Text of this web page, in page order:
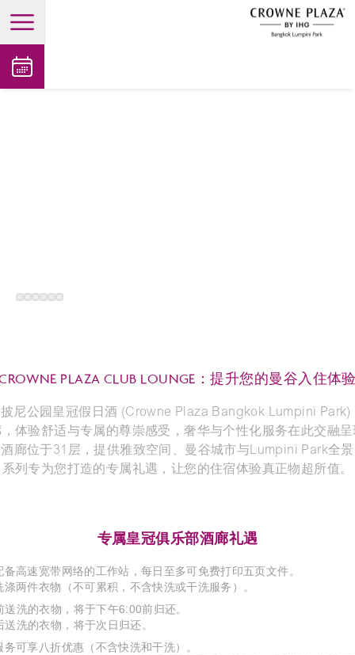
open main menu
PLAZA CLUB LOUNGE：提升您的曼谷入住体
尼公园皇冠假日酒 (Crowne Plaza Bangkok Lumpini Park)
体验舒适与专属的尊崇感受，奢华与个性化服务在此交融
廊位于31层，提供雅致空间、曼谷城市与Lumpini Park全
系列专为您打造的专属礼遇，让您的住宿体验真正物超所值。
专属皇冠俱乐部酒廊礼遇
备高速宽带网络的工作站，每日至多可免费打印五页文件。
涤两件衣物（不可累积，不含快洗或干洗服务）。
洗的衣物，将于下午6:00前归还。
洗的衣物，将于次日归还。
可享八折优惠（不含快洗和干洗）。